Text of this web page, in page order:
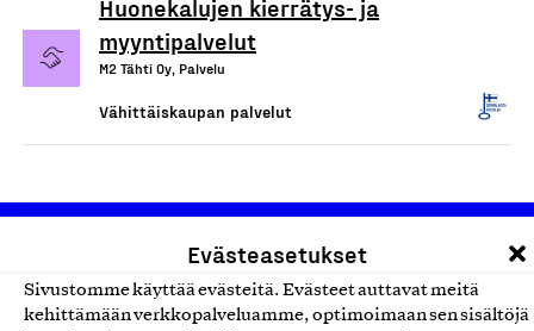
Evästeasetukset
Sivustomme käyttää evästeitä. Evästeet auttavat meitä
kehittämään verkkopalveluamme, optimoimaan sen sisältöjä
Huonekalujen kierrätys- ja
myyntipalvelut
M2 Tähti Oy, Palvelu
Vähittäiskaupan palvelut